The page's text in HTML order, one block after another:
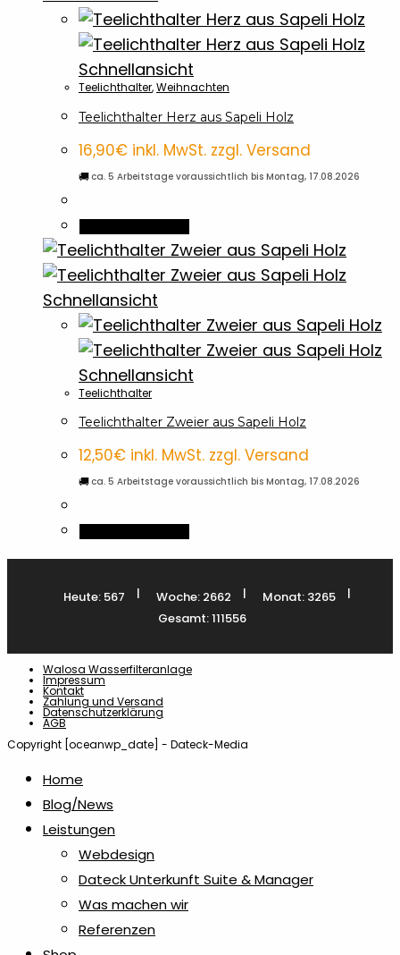
Schnellansicht
Teelichthalter,Weihnachten
Teelichthalter Herz aus Sapeli Holz
16,90€ inkl. MwSt. zzgl. Versand
🚚 ca. 5 Arbeitstage voraussichtlich bis Montag, 17.08.2026
Schnellansicht
Schnellansicht
Teelichthalter
Teelichthalter Zweier aus Sapeli Holz
12,50€ inkl. MwSt. zzgl. Versand
🚚 ca. 5 Arbeitstage voraussichtlich bis Montag, 17.08.2026
Heute: 567 | Woche: 2662 | Monat: 3265
|
Gesamt: 111556
Walosa Wasserfilteranlage
Impressum
Kontakt
Zahlung und Versand
Datenschutzerklärung
AGB
Copyright [oceanwp_date] - Dateck-Media
Home
Blog/News
Leistungen
Webdesign
Dateck Unterkunft Suite & Manager
Was machen wir
Referenzen